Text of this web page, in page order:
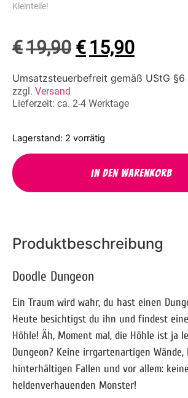
Kleinteile!
€19,90 € 15,90
Umsatzsteuerbefreit gemäß UStG §6
zzgl. Versand
Lieferzeit: ca. 2-4 Werktage
2 vorrätig
In den Warenkorb
Produktbeschreibung
Doodle Dungeon
Ein Traum wird wahr, du hast einen
Heute besichtigst du ihn und findest
Höhle! Äh, Moment mal, die Höhle ist ja
Dungeon? Keine irrgartenartigen Wände,
hinterhältigen Fallen und vor allem: keine
heldenverhauenden Monster!